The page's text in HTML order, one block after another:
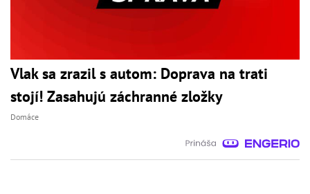
Vlak sa zrazil s autom: Doprava na trati
stojí! Zasahujú záchranné zložky
Domáce